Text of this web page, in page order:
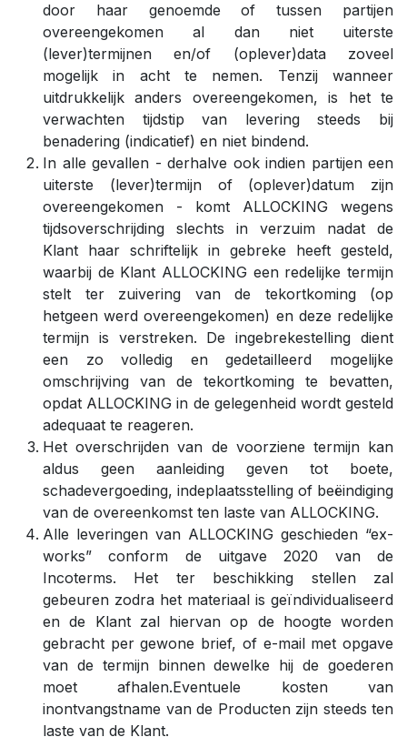
door haar genoemde of tussen partijen
overeengekomen al dan niet uiterste
(lever)termijnen en/of (oplever)data zoveel
mogelijk in acht te nemen. Tenzij wanneer
uitdrukkelijk anders overeengekomen, is het te
verwachten tijdstip van levering steeds bij
benadering (indicatief) en niet bindend.
In alle gevallen - derhalve ook indien partijen een
uiterste (lever)termijn of (oplever)datum zijn
overeengekomen - komt ALLOCKING wegens
tijdsoverschrijding slechts in verzuim nadat de
Klant haar schriftelijk in gebreke heeft gesteld,
waarbij de Klant ALLOCKING een redelijke termijn
stelt ter zuivering van de tekortkoming (op
hetgeen werd overeengekomen) en deze redelijke
termijn is verstreken. De ingebrekestelling dient
een zo volledig en gedetailleerd mogelijke
omschrijving van de tekortkoming te bevatten,
opdat ALLOCKING in de gelegenheid wordt gesteld
adequaat te reageren.
Het overschrijden van de voorziene termijn kan
aldus geen aanleiding geven tot boete,
schadevergoeding, indeplaatsstelling of beëindiging
van de overeenkomst ten laste van ALLOCKING.
Alle leveringen van ALLOCKING geschieden “ex-
works” conform de uitgave 2020 van de
Incoterms. Het ter beschikking stellen zal
gebeuren zodra het materiaal is geïndividualiseerd
en de Klant zal hiervan op de hoogte worden
gebracht per gewone brief, of e-mail met opgave
van de termijn binnen dewelke hij de goederen
moet afhalen.Eventuele kosten van
inontvangstname van de Producten zijn steeds ten
laste van de Klant.